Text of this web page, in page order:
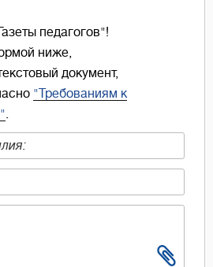
педагогов"!
ниже,
документ,
"Требованиям к
.